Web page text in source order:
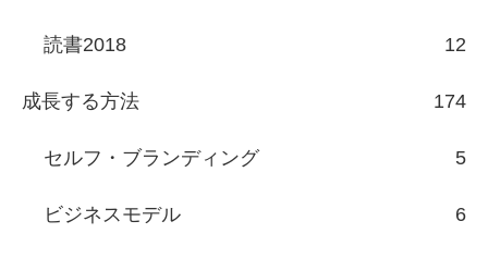
読書2018 12
成長する方法 174
セルフ・ブランディング 5
ビジネスモデル 6